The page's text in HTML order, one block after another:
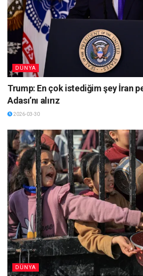
DÜNYA
Trump: En çok istediğim şey İran
Adası’nı alırız
2026-03-30
DÜNYA